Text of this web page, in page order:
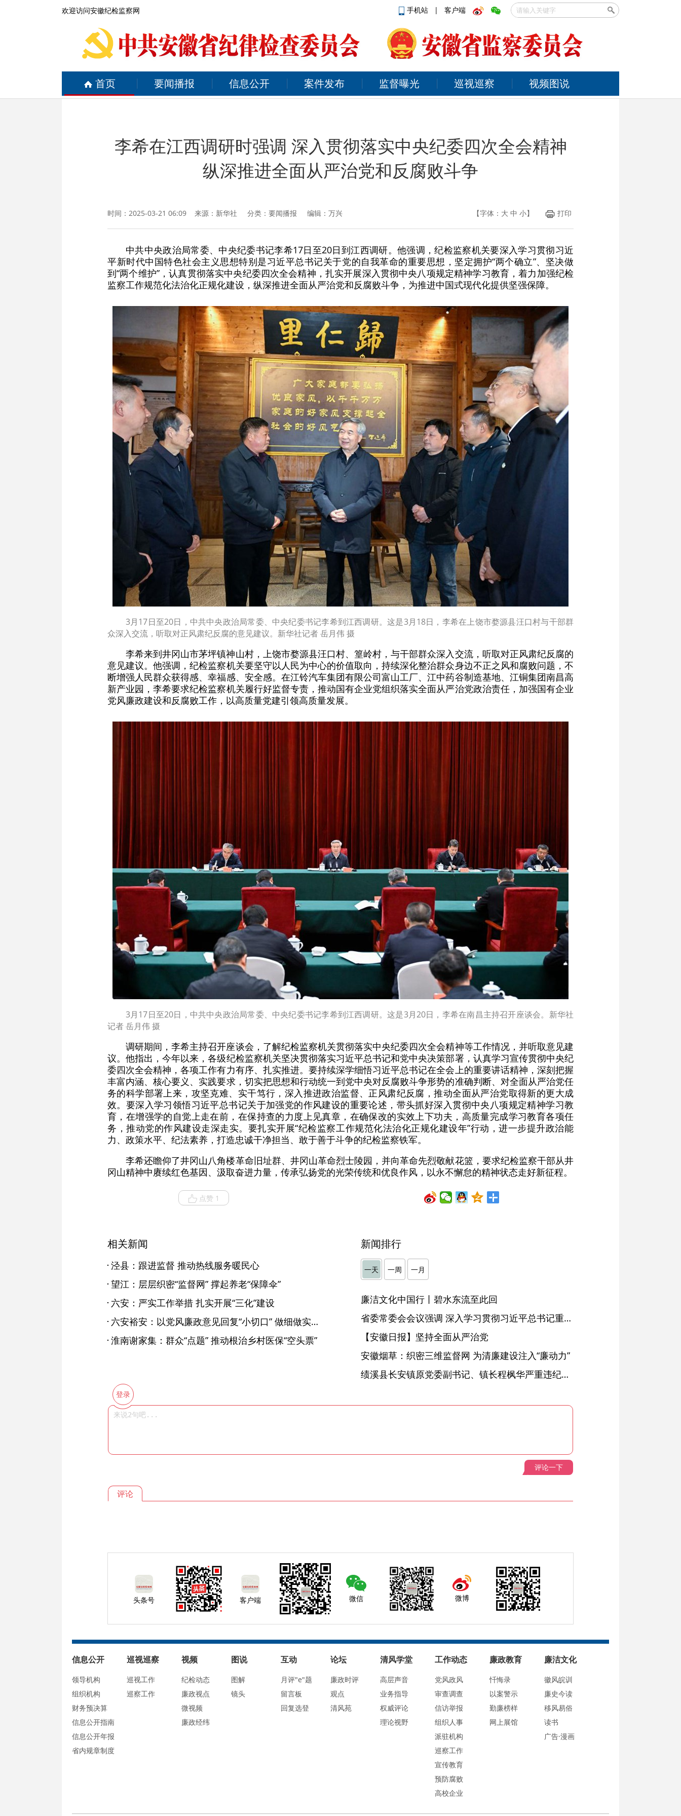
欢迎访问安徽纪检监察网 手机站 | 客户端
首页 要闻播报 信息公开 案件发布 监督曝光 巡视巡察 视频图说
李希在江西调研时强调 深入贯彻落实中央纪委四次全会精神
纵深推进全面从严治党和反腐败斗争
时间：2025-03-21 06:09 来源： 新华社 分类：要闻播报 编辑：万兴 【字体： 大 中 小】 打印
中共中央政治局常委、中央纪委书记李希17日至20日到江西调研。他强调，纪检监察机关要深入学习贯彻习近
平新时代中国特色社会主义思想特别是习近平总书记关于党的自我革命的重要思想，坚定拥护“两个确立”、坚决做
到“两个维护”，认真贯彻落实中央纪委四次全会精神，扎实开展深入贯彻中央八项规定精神学习教育，着力加强纪检
监察工作规范化法治化正规化建设，纵深推进全面从严治党和反腐败斗争，为推进中国式现代化提供坚强保障。
3月17日至20日，中共中央政治局常委、中央纪委书记李希到江西调研。这是3月18日，李希在上饶市婺源县汪口村与干部群
众深入交流，听取对正风肃纪反腐的意见建议。新华社记者 岳月伟 摄
李希来到井冈山市茅坪镇神山村，上饶市婺源县汪口村、篁岭村，与干部群众深入交流，听取对正风肃纪反腐的
意见建议。他强调，纪检监察机关要坚守以人民为中心的价值取向，持续深化整治群众身边不正之风和腐败问题，不
断增强人民群众获得感、幸福感、安全感。在江铃汽车集团有限公司富山工厂、江中药谷制造基地、江铜集团南昌高
新产业园，李希要求纪检监察机关履行好监督专责，推动国有企业党组织落实全面从严治党政治责任，加强国有企业
党风廉政建设和反腐败工作，以高质量党建引领高质量发展。
3月17日至20日，中共中央政治局常委、中央纪委书记李希到江西调研。这是3月20日，李希在南昌主持召开座谈会。新华社
记者 岳月伟 摄
调研期间，李希主持召开座谈会，了解纪检监察机关贯彻落实中央纪委四次全会精神等工作情况，并听取意见建
议。他指出，今年以来，各级纪检监察机关坚决贯彻落实习近平总书记和党中央决策部署，认真学习宣传贯彻中央纪
委四次全会精神，各项工作有力有序、扎实推进。要持续深学细悟习近平总书记在全会上的重要讲话精神，深刻把握
丰富内涵、核心要义、实践要求，切实把思想和行动统一到党中央对反腐败斗争形势的准确判断、对全面从严治党任
务的科学部署上来，攻坚克难、实干笃行，深入推进政治监督、正风肃纪反腐，推动全面从严治党取得新的更大成
效。要深入学习领悟习近平总书记关于加强党的作风建设的重要论述，带头抓好深入贯彻中央八项规定精神学习教
育，在增强学的自觉上走在前，在保持查的力度上见真章，在确保改的实效上下功夫，高质量完成学习教育各项任
务，推动党的作风建设走深走实。要扎实开展“纪检监察工作规范化法治化正规化建设年”行动，进一步提升政治能
力、政策水平、纪法素养，打造忠诚干净担当、敢于善于斗争的纪检监察铁军。
李希还瞻仰了井冈山八角楼革命旧址群、井冈山革命烈士陵园，并向革命先烈敬献花篮，要求纪检监察干部从井
冈山精神中赓续红色基因、汲取奋进力量，传承弘扬党的光荣传统和优良作风，以永不懈怠的精神状态走好新征程。
点赞 1
相关新闻
泾县：跟进监督 推动热线服务暖民心
望江：层层织密“监督网” 撑起养老“保障伞”
六安：严实工作举措 扎实开展“三化”建设
六安裕安：以党风廉政意见回复“小切口” 做细做实日常监督
淮南谢家集：群众“点题” 推动根治乡村医保“空头票”
新闻排行
一天 一周 一月
廉洁文化中国行丨碧水东流至此回
省委常委会会议强调 深入学习贯彻习近平总书记重要讲话精神 以高质量党建引领高质量发展 梁言顺主持并讲话
【安徽日报】坚持全面从严治党
安徽烟草：织密三维监督网 为清廉建设注入“廉动力”
绩溪县长安镇原党委副书记、镇长程枫华严重违纪违法被开除党籍和公职
登录
评论一下
评论
头条号 客户端 微信 微博
信息公开
领导机构
组织机构
财务预决算
信息公开指南
信息公开年报
省内规章制度
巡视巡察
巡视工作
巡察工作
视频
纪检动态
廉政视点
微视频
廉政经纬
图说
图解
镜头
互动
月评"e"题
留言板
回复选登
论坛
廉政时评
观点
清风苑
清风学堂
高层声音
业务指导
权威评论
理论视野
工作动态
党风政风
审查调查
信访举报
组织人事
派驻机构
巡察工作
宣传教育
预防腐败
高校企业
廉政教育
忏悔录
以案警示
勤廉榜样
网上展馆
廉洁文化
徽风皖训
廉史今读
移风易俗
读书
广告·漫画